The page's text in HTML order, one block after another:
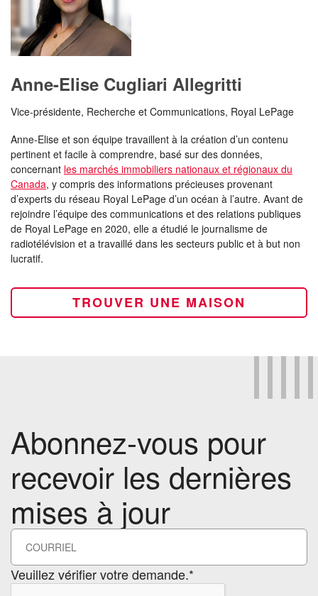
Anne-Elise Cugliari Allegritti
Vice-présidente, Recherche et Communications, Royal LePage
Anne-Elise et son équipe travaillent à la création d’un contenu
pertinent et facile à comprendre, basé sur des données,
concernant les marchés immobiliers nationaux et régionaux du
Canada, y compris des informations précieuses provenant
d’experts du réseau Royal LePage d’un océan à l’autre. Avant de
rejoindre l’équipe des communications et des relations publiques
de Royal LePage en 2020, elle a étudié le journalisme de
radiotélévision et a travaillé dans les secteurs public et à but non
lucratif.
TROUVER UNE MAISON
Abonnez-vous pour
recevoir les dernières
mises à jour
Veuillez vérifier votre demande.*